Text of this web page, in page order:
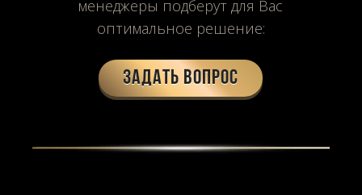
менеджеры подберут для Вас
оптимальное решение:
Задать вопрос